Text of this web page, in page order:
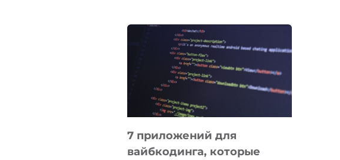
ПОЛЕЗНЫХ
ИНСТРУМЕНТОВ
ДЛЯ
РАБОТЫ
7 приложений для
вайбкодинга, которые